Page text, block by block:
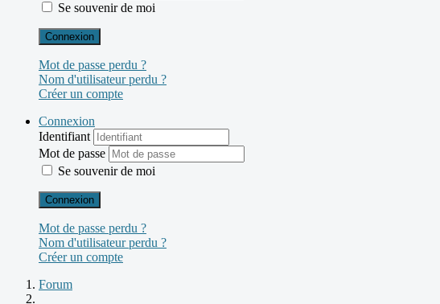
Se souvenir de moi
Connexion
Mot de passe perdu ?
Nom d'utilisateur perdu ?
Créer un compte
Connexion
Identifiant
Mot de passe
Se souvenir de moi
Connexion
Mot de passe perdu ?
Nom d'utilisateur perdu ?
Créer un compte
Forum